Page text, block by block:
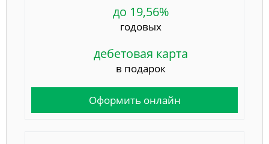
до 19,56%
годовых
дебетовая карта
в подарок
Оформить онлайн